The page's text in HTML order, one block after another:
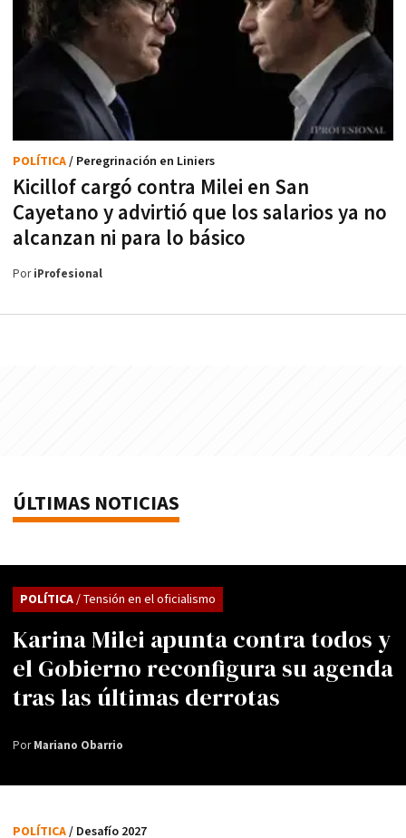
Kicillof cargó contra Milei en San
Cayetano y advirtió que los salarios ya no
alcanzan ni para lo básico
POLÍTICA/ Peregrinación en Liniers
PoriProfesional
ÚLTIMAS NOTICIAS
Karina Milei apunta contra todos y
el Gobierno reconfigura su agenda
tras las últimas derrotas
POLÍTICA/ Tensión en el oficialismo
PorMariano Obarrio
POLÍTICA/ Desafío 2027